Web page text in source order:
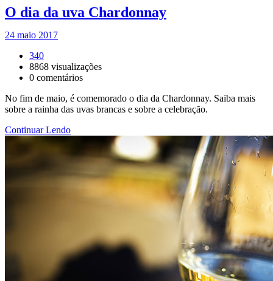
O dia da uva Chardonnay
24 maio 2017
340
8868 visualizações
0 comentários
No fim de maio, é comemorado o dia da Chardonnay. Saiba mais
sobre a rainha das uvas brancas e sobre a celebração.
Continuar Lendo